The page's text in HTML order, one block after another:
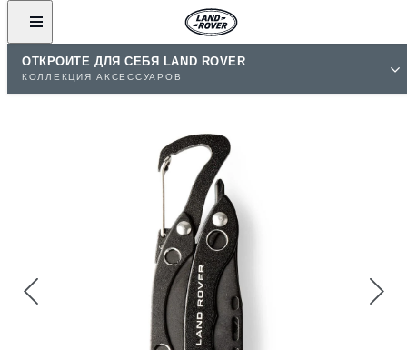
ОТКРОЙТЕ ДЛЯ СЕБЯ LAND ROVER
КОЛЛЕКЦИЯ АКСЕССУАРОВ